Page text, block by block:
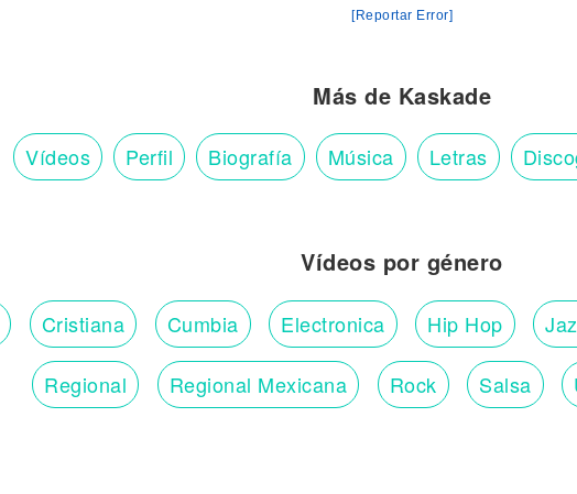
[Reportar Error]
Más de Kaskade
Vídeos Perfil Biografía Música Letras
Vídeos por género
Cristiana Cumbia Electronica Hip Hop
Regional Regional Mexicana Rock Salsa